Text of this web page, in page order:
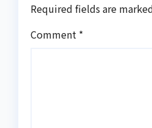
Required fields are
Comment *